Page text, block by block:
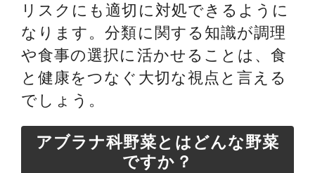
リスクにも適切に対処できるように
なります。分類に関する知識が調理
や食事の選択に活かせることは、食
と健康をつなぐ大切な視点と言える
でしょう。
アブラナ科野菜とはどんな野菜
ですか？